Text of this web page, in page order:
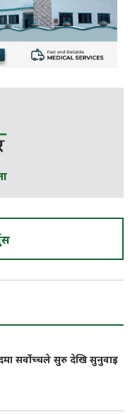
सर्वोच्चले सुरु देखि सुनुवाइ